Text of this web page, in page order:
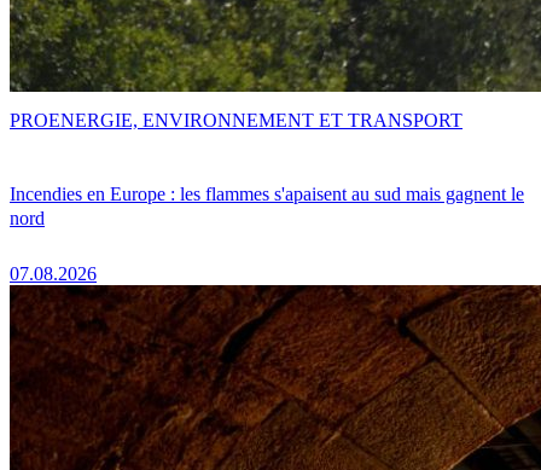
Incendies en Europe : les flammes s'apaisent au sud mais gagnent le
nord
07.08.2026
PROENERGIE, ENVIRONNEMENT ET TRANSPORT